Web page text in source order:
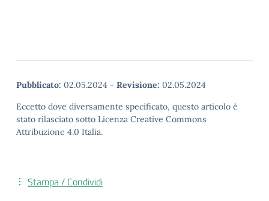
Pubblicato: 02.05.2024 - Revisione: 02.05.2024
Eccetto dove diversamente specificato, questo articolo è
stato rilasciato sotto Licenza Creative Commons
Attribuzione 4.0 Italia.
Stampa / Condividi